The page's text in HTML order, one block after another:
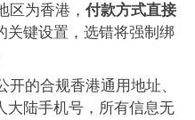
区为香港， 付款方式直接
关键设置，选错将强制绑
的合规香港通用地址、
大陆手机号，所有信息无